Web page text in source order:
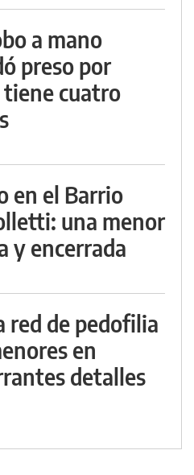
a mano
preso por
cuatro
en el Barrio
una menor
y encerrada
red de pedofilia
en
detalles